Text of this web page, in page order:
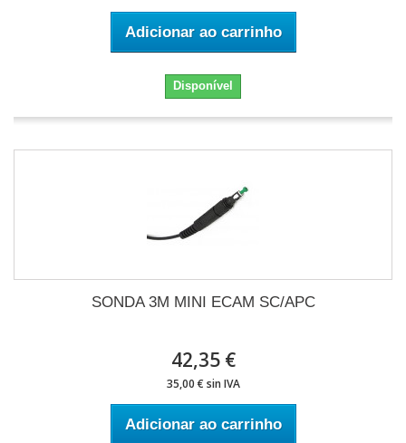
Adicionar ao carrinho
Disponível
SONDA 3M MINI ECAM SC/APC
42,35 €
35,00 € sin IVA
Adicionar ao carrinho